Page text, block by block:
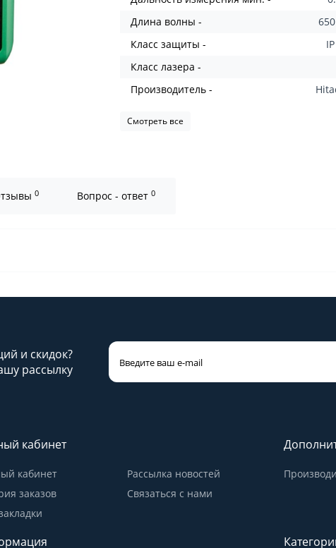
Длина волны -
Класс защиты -
Класс лазера -
Производитель -
Смотреть все
0 Вопрос - ответ 0
и скидок?
рассылку
кабинет
кабинет
заказов
Рассылка новостей
Связаться с нами